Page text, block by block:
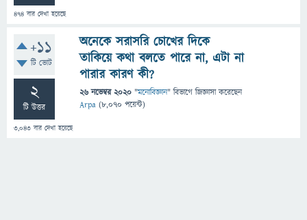
474 বার দেখা হয়েছে
+11
টি ভোট
2
টি উত্তর
3,043 বার দেখা হয়েছে
অনেকে সরাসরি চোখের দিকে
তাকিয়ে কথা বলতে পারে না, এটা না
পারার কারণ কী?
26 নভেম্বর 2020 "মনোবিজ্ঞান" বিভাগে জিজ্ঞাসাকরেছেন
Arpa (8,070 পয়েন্ট)